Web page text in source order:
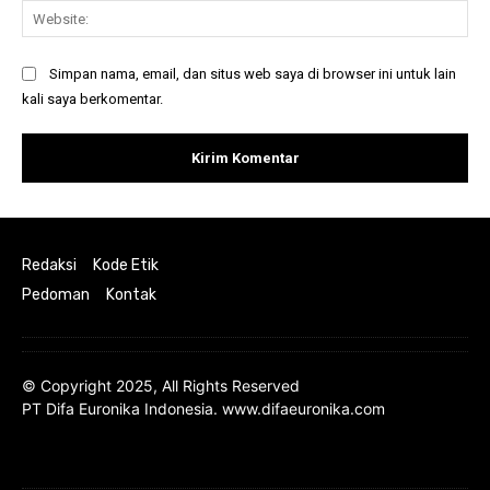
Simpan nama, email, dan situs web saya di browser ini untuk lain
kali saya berkomentar.
Redaksi
Kode Etik
Pedoman
Kontak
© Copyright 2025, All Rights Reserved
PT Difa Euronika Indonesia. www.difaeuronika.com